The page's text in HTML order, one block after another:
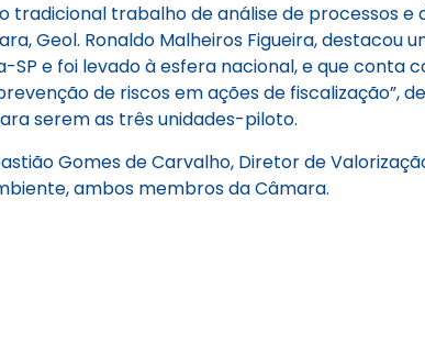
tradicional trabalho de análise de processos
Geol. Ronaldo Malheiros Figueira,
e foi levado à esfera nacional, e que conta
de riscos em ações de fiscalização”,
serem as três unidades-piloto.
Gomes de Carvalho, Diretor de
ambos membros da Câmara.